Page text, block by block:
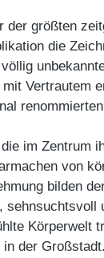
der größten
die
Vertrautem
im Zentrum
von
bilden
Körperwelt
der